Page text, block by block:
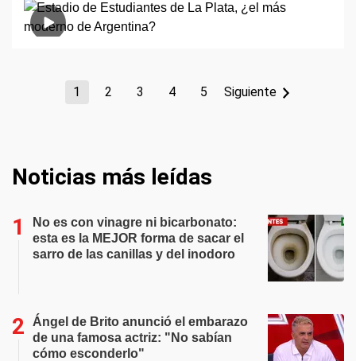
1 2 3 4 5 Siguiente
Noticias más leídas
No es con vinagre ni bicarbonato:
esta es la MEJOR forma de sacar el
sarro de las canillas y del inodoro
Ángel de Brito anunció el embarazo
de una famosa actriz: "No sabían
cómo esconderlo"